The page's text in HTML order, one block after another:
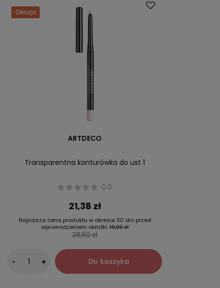
Okazja
ARTDECO
Transparentna konturówka do ust 1
0.0
21,38 zł
Najniższa cena produktu w okresie 30 dni przed
wprowadzeniem obniżki:19,95 zł
28,50 zł
- + Do koszyka